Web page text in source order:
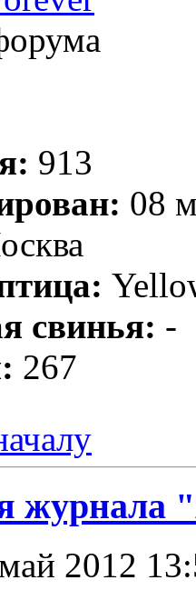
913
08
свинья: -
267
журнала
2012